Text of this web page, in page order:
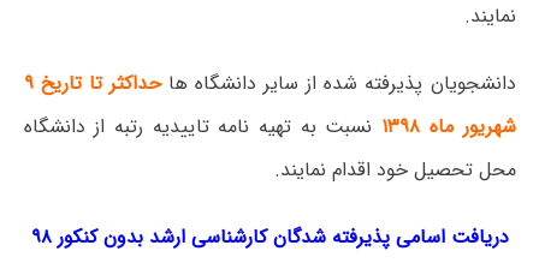
نمایند.
دانشجویان پذیرفته شده از سایر دانشگاه ها
حداکثر تا تاریخ ۹
شهریور ماه ۱۳۹۸
نسبت به تهیه نامه تاییدیه رتبه از دانشگاه
محل تحصیل خود اقدام نمایند.
دریافت اسامی پذیرفته شدگان کارشناسی ارشد بدون کنکور ۹۸